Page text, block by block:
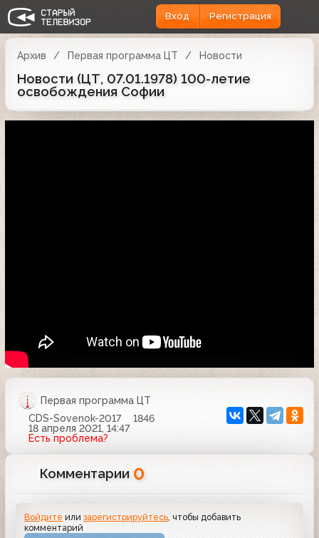
Вход Регистрация
Архив Первая программа ЦТ Новости
Новости (ЦТ, 07.01.1978) 100-летие
освобождения Софии
Первая программа ЦТ
CDS-Sovenok-2017
1846
18 апреля 2021, 14:47
Есть проблема?
Комментарии 0
Войдите илизарегистрируйтесь , чтобы добавить
комментарий